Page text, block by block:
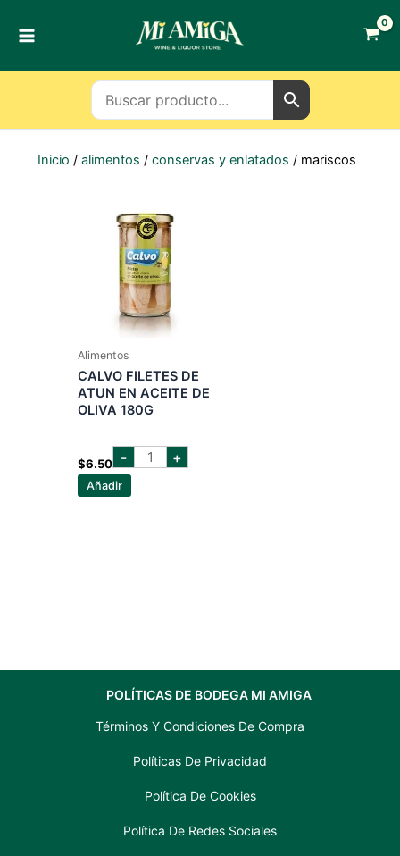
Inicio / alimentos / conservas y enlatados / mariscos
Alimentos
CALVO FILETES DE
ATUN EN ACEITE DE
OLIVA 180G
$6.50 - CALVO
FILETES
+
Añadir
POLÍTICAS DE BODEGA MI AMIGA
Términos Y Condiciones De Compra
Políticas De Privacidad
Política De Cookies
Política De Redes Sociales